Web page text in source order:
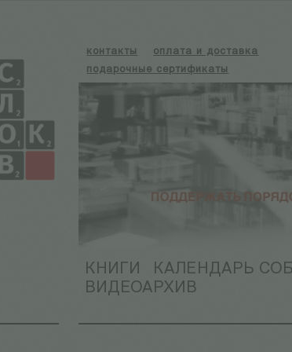
контакты
оплата и доставка
подарочные сертификаты
КНИГИ
КАЛЕНДАРЬ
ВИДЕОАРХИВ